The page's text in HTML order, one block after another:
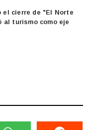
el cierre de "El Norte
al turismo como eje